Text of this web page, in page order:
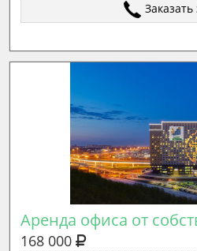
Заказать
Аренда офиса от
168 000